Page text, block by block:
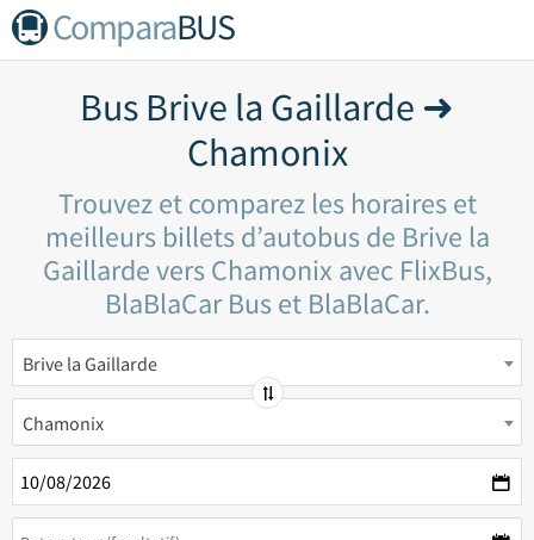
ComparaBUS
Bus Brive la Gaillarde ➜
Chamonix
Trouvez et comparez les horaires et
meilleurs billets d’autobus de Brive la
Gaillarde vers Chamonix avec FlixBus,
BlaBlaCar Bus et BlaBlaCar.
Brive la Gaillarde
Chamonix